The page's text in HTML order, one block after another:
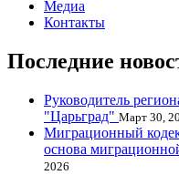
Медиа
Контакты
Последние
Руководитель
"Царьград" Март 30,
Миграционный
основа
2026